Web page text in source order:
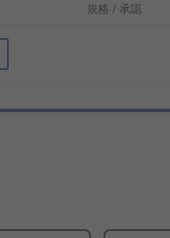
規格 / 承認